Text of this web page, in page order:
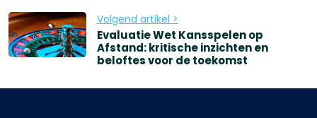
Volgend artikel >
Evaluatie Wet Kansspelen op
Afstand: kritische inzichten en
beloftes voor de toekomst